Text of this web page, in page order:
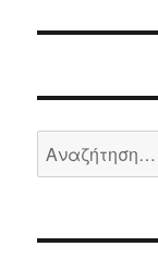
Αναζήτηση
για: